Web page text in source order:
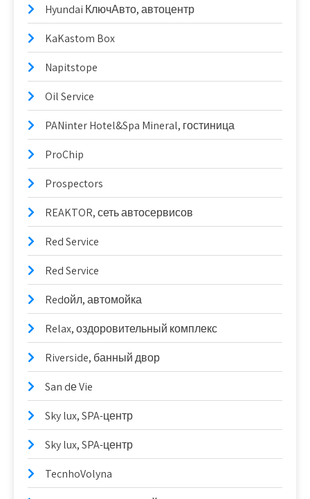
Hyundai КлючАвто, автоцентр
KaKastom Box
Napitstope
Oil Service
PANinter Hotel&Spa Mineral, гостиница
ProChip
Prospectors
REAKTOR, сеть автосервисов
Red Service
Red Service
Redойл, автомойка
Relax, оздоровительный комплекс
Riverside, банный двор
San dе Vie
Sky lux, SPA-центр
Sky lux, SPA-центр
TecnhoVolyna